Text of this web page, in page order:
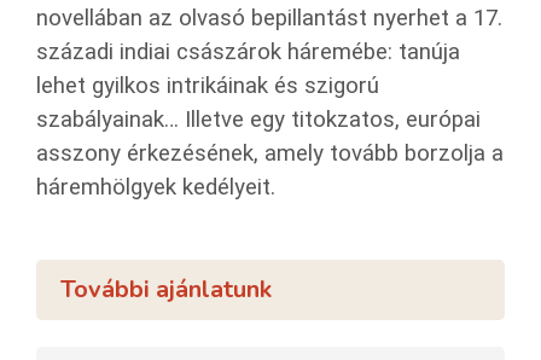
novellában az olvasó bepillantást nyerhet a 17.
századi indiai császárok háremébe: tanúja
lehet gyilkos intrikáinak és szigorú
szabályainak… Illetve egy titokzatos, európai
asszony érkezésének, amely tovább borzolja a
háremhölgyek kedélyeit.
További ajánlatunk